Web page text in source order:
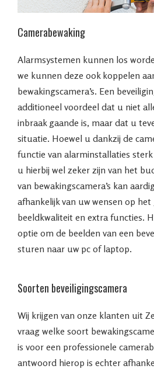
Camerabewaking
Alarmsystemen kunnen los
we kunnen deze ook koppelen
bewakingscamera’s. Een
additioneel voordeel dat u niet
inbraak gaande is, maar dat u
situatie. Hoewel u dankzij de
functie van alarminstallaties
u hierbij wel zeker zijn van het
van bewakingscamera’s kan
afhankelijk van uw wensen op het
beeldkwaliteit en extra functies.
optie om de beelden van een
sturen naar uw pc of laptop.
Soorten beveiligingscamera
Wij krijgen van onze klanten uit
vraag welke soort
is voor een professionele
antwoord hierop is echter